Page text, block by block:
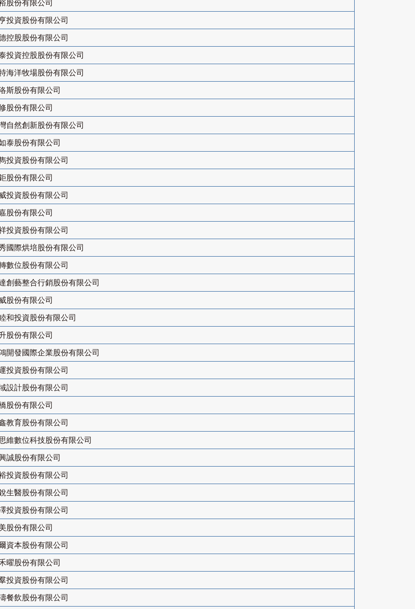
股份有限公司
投資股份有限公司
控股股份有限公司
投資控股股份有限公司
海洋牧場股份有限公司
斯股份有限公司
股份有限公司
自然創新股份有限公司
泰股份有限公司
投資股份有限公司
股份有限公司
投資股份有限公司
股份有限公司
投資股份有限公司
國際烘培股份有限公司
數位股份有限公司
創藝整合行銷股份有限公司
股份有限公司
和投資股份有限公司
股份有限公司
開發國際企業股份有限公司
投資股份有限公司
設計股份有限公司
股份有限公司
教育股份有限公司
維數位科技股份有限公司
誠股份有限公司
投資股份有限公司
生醫股份有限公司
投資股份有限公司
股份有限公司
資本股份有限公司
曜股份有限公司
投資股份有限公司
餐飲股份有限公司